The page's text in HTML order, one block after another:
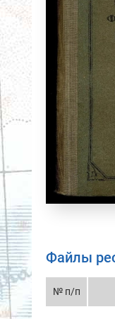
Файлы
№ п/п